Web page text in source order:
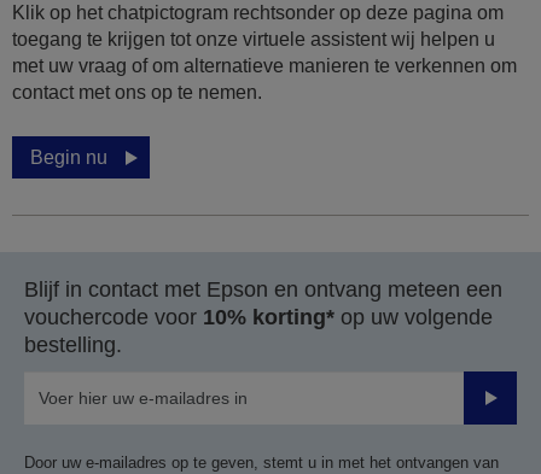
Klik op het chatpictogram rechtsonder op deze pagina om
toegang te krijgen tot onze virtuele assistent wij helpen u
met uw vraag of om alternatieve manieren te verkennen om
contact met ons op te nemen.
Begin nu
Blijf in contact met Epson en ontvang meteen een
vouchercode voor 10% korting* op uw volgende
bestelling.
Door uw e-mailadres op te geven, stemt u in met het ontvangen van